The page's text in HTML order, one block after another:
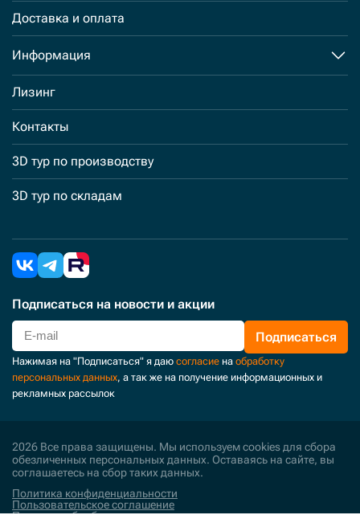
Доставка и оплата
Информация
Лизинг
Контакты
3D тур по производству
3D тур по складам
Подписаться на новости и акции
Подписаться
Нажимая на "Подписаться" я даю согласие на обработку
персональных данных, а так же на получение информационных и
рекламных рассылок
2026 Все права защищены. Мы используем cookies для сбора
обезличенных персональных данных. Оставаясь на сайте, вы
соглашаетесь на сбор таких данных.
Политика конфиденциальности
Пользовательское соглашение
Политика обработки персональных данных